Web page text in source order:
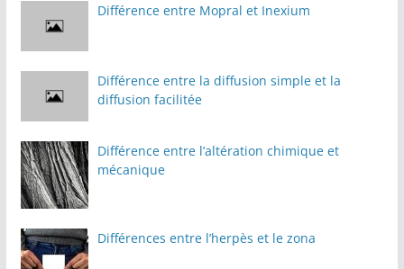
Différence entre Mopral et Inexium
Différence entre la diffusion simple et la
diffusion facilitée
Différence entre l’altération chimique et
mécanique
Différences entre l’herpès et le zona